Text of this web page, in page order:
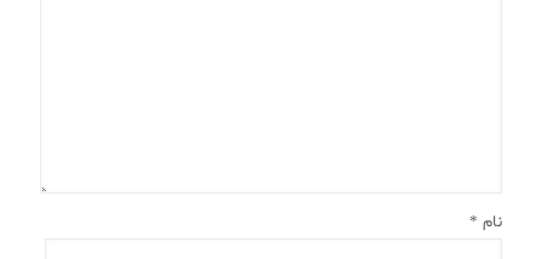
نام *